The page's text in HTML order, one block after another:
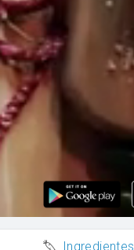
Ingredientes